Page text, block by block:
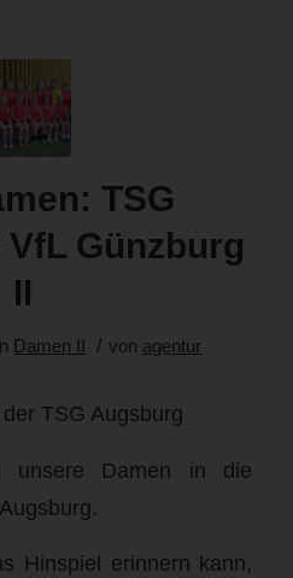
TSG
Günzburg
II
Damen II / von agentur
TSG Augsburg
unsere Damen in die
Hinspiel erinnern kann,